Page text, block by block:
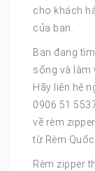
cho khách
của bạn.
Bạn đang
sống và làm
Hãy liên hệ
0906 51
về rèm
từ Rèm Quốc
Rèm zipper